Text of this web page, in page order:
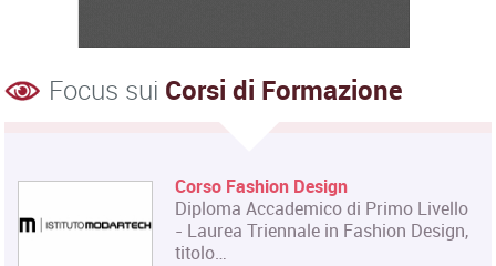
Focus sui Corsi di Formazione
Corso Fashion Design
Diploma Accademico di Primo Livello
- Laurea Triennale in Fashion Design,
titolo…